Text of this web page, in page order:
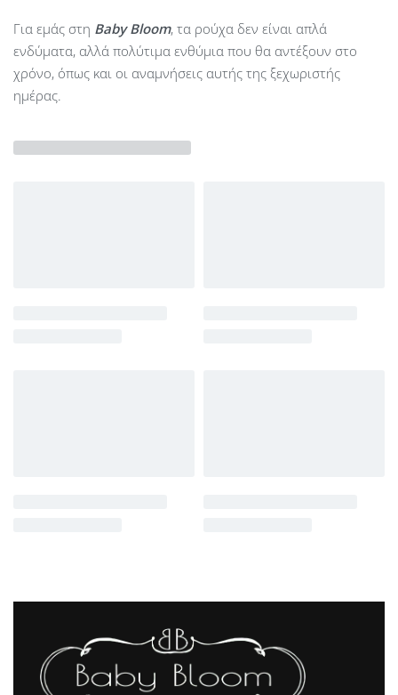
Για εμάς στη Baby Bloom, τα ρούχα δεν είναι απλά
ενδύματα, αλλά πολύτιμα ενθύμια που θα αντέξουν στο
χρόνο, όπως και οι αναμνήσεις αυτής της ξεχωριστής
ημέρας.